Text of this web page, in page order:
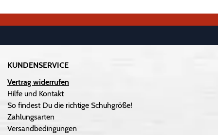
KUNDENSERVICE
Vertrag widerrufen
Hilfe und Kontakt
So findest Du die richtige Schuhgröße!
Zahlungsarten
Versandbedingungen